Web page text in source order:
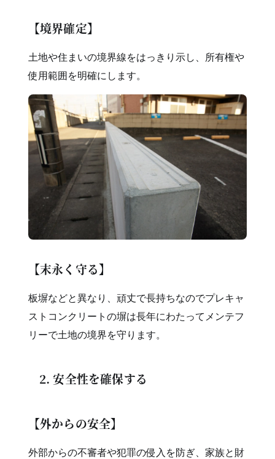
【境界確定】
土地や住まいの境界線をはっきり示し、所有権や
使用範囲を明確にします。
【末永く守る】
板塀などと異なり、頑丈で長持ちなのでプレキャ
ストコンクリートの塀は長年にわたってメンテフ
リーで土地の境界を守ります。
2. 安全性を確保する
【外からの安全】
外部からの不審者や犯罪の侵入を防ぎ、家族と財